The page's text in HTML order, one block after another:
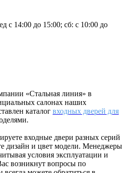
с 14:00 до 15:00; сб: с 10:00 до
«Стальная линия» в
салонах наших
каталог входных дверей для
входные двери разных серий
дизайн и цвет модели. Менеджеры
условия эксплуатации и
возникнут вопросы по